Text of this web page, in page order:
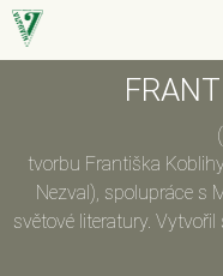
tvorbu Františka
Nezval), spolupráce s
světové literatury.
snovými a